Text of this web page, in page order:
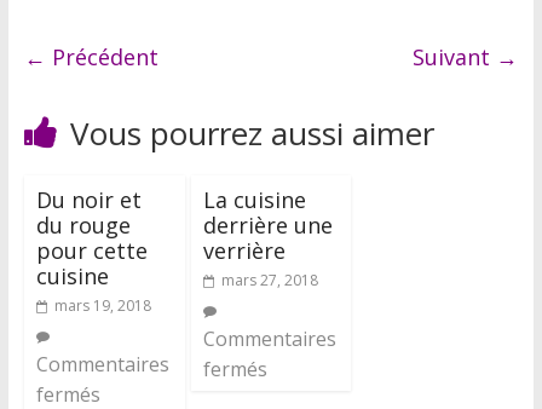
← Précédent Suivant →
Vous pourrez aussi aimer
Du noir et
du rouge
pour cette
cuisine
mars 19, 2018
Commentaires
fermés
La cuisine
derrière une
verrière
mars 27, 2018
Commentaires
fermés